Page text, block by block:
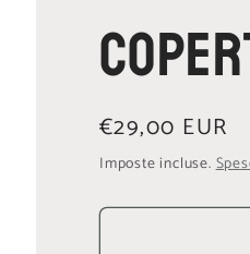
Prezzo
di
€29,00 EUR
Imposte incluse.